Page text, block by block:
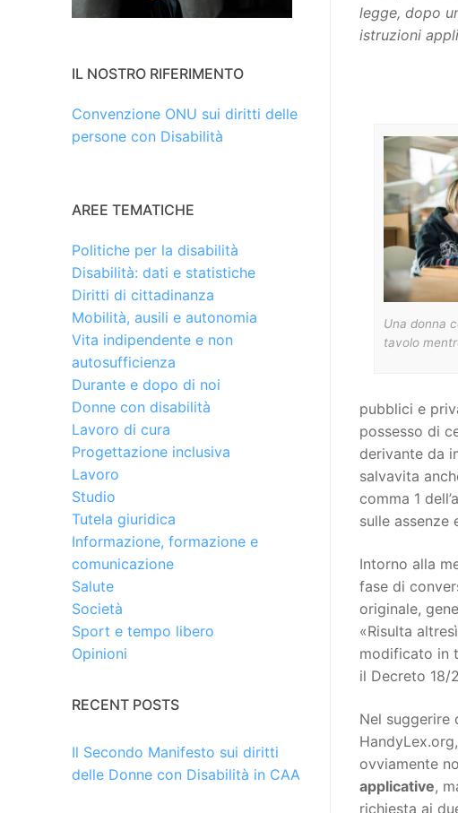
legge, dopo
istruzioni
Una donna
tavolo
pubblici e
possesso di
derivante da
salvavita
comma 1
sulle assenze
Intorno alla
fase di
originale,
«Risulta
modificato in
il Decreto 18/
Nel suggerire
ovviamente
applicative,
richiesta ai
IL NOSTRO RIFERIMENTO
Convenzione ONU sui diritti delle
persone con Disabilità
AREE TEMATICHE
Politiche per la disabilità
Disabilità: dati e statistiche
Diritti di cittadinanza
Mobilità, ausili e autonomia
Vita indipendente e non
autosufficienza
Durante e dopo di noi
Donne con disabilità
Lavoro di cura
Progettazione inclusiva
Lavoro
Studio
Tutela giuridica
Informazione, formazione e
comunicazione
Salute
Società
Sport e tempo libero
Opinioni
RECENT POSTS
Il Secondo Manifesto sui diritti
delle Donne con Disabilità in CAA